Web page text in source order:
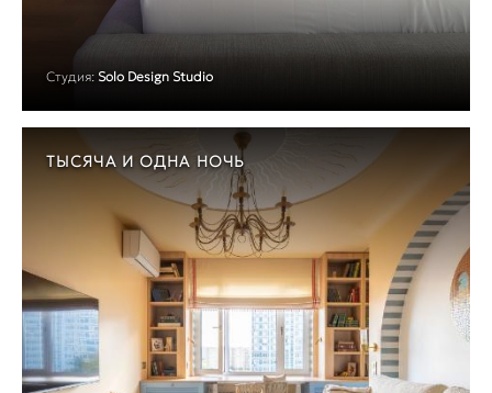
Студия: Solo Design Studio
ТЫСЯЧА И ОДНА НОЧЬ